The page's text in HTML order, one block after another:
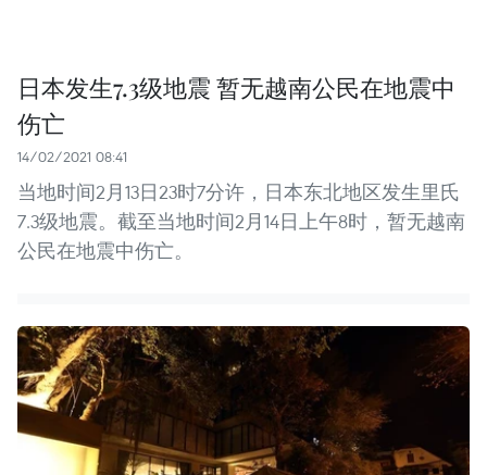
日本发生7.3级地震 暂无越南公民在地震中
伤亡
14/02/2021 08:41
当地时间2月13日23时7分许，日本东北地区发生里氏
7.3级地震。截至当地时间2月14日上午8时，暂无越南
公民在地震中伤亡。